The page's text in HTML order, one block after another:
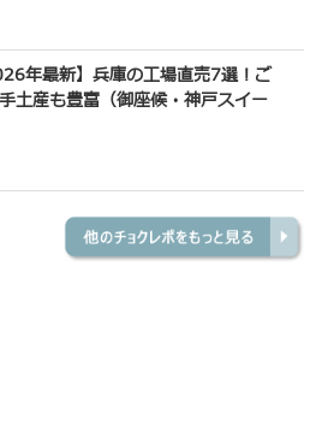
年最新】兵庫の工場直売7選！ご
土産も豊富（御座候・神戸スイー